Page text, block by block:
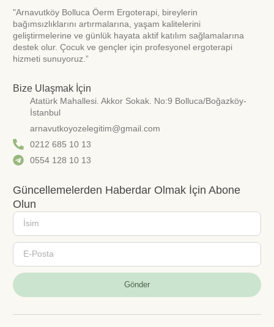
"Arnavutköy Bolluca Öerm Ergoterapi, bireylerin
bağımsızlıklarını artırmalarına, yaşam kalitelerini
geliştirmelerine ve günlük hayata aktif katılım sağlamalarına
destek olur. Çocuk ve gençler için profesyonel ergoterapi
hizmeti sunuyoruz.”
Bize Ulaşmak İçin
Atatürk Mahallesi. Akkor Sokak. No:9 Bolluca/Boğazköy-
İstanbul
arnavutkoyozelegitim@gmail.com
0212 685 10 13
0554 128 10 13
Güncellemelerden Haberdar Olmak İçin Abone
Olun
Gönder